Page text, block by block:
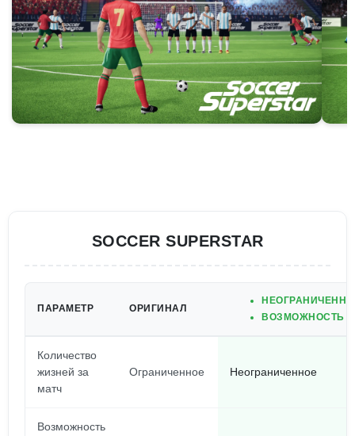
SOCCER SUPERSTAR
ПАРАМЕТР ОРИГИНАЛ
ВОЗМОЖНОСТЬ
Количество
жизней за
матч
Ограниченное Неограниченное
Возможность